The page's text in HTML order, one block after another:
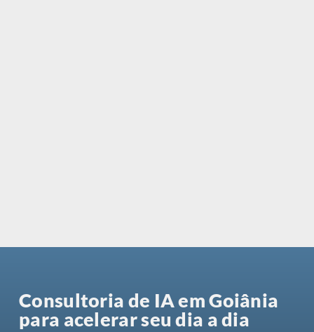
Consultoria de IA em Goiânia
para acelerar seu dia a dia